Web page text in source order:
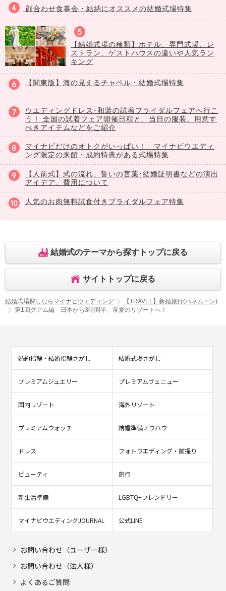
顔合わせ食事会・結納にオススメの結婚式場特集
【結婚式場の種類】ホテル、専門式場、レ
ストラン、ゲストハウスの違いや人気ラン
キング
【関東版】海の見えるチャペル・結婚式場特集
ウエディングドレス･和装の試着ブライダルフェアへ行こ
う！ 全国の試着フェア開催日程と、当日の服装、用意す
べきアイテムなどをご紹介
マイナビだけのオトクがいっぱい！ マイナビウエディ
ング限定の来館・成約特典がある式場特集
【人前式】式の流れ、誓いの言葉･結婚証明書などの演出
アイデア、費用について
人気のお肉無料試食付きブライダルフェア特集
結婚式のテーマから探すトップに戻る
サイトトップに戻る
結婚式場探しならマイナビウエディング
【TRAVEL】新婚旅行(ハネムーン)
第1回グアム編 日本から3時間半、常夏のリゾートへ！
婚約指輪・結婚指輪さがし 結婚式場さがし
プレミアムジュエリー プレミアムヴェニュー
国内リゾート 海外リゾート
プレミアムウォッチ 結婚準備ノウハウ
ドレス フォトウエディング・前撮り
ビューティ 旅行
新生活準備 LGBTQ+フレンドリー
マイナビウエディングJOURNAL 公式LINE
お問い合わせ（ユーザー様）
お問い合わせ（法人様）
よくあるご質問